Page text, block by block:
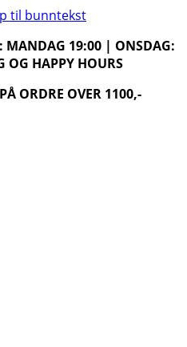
til bunntekst
MANDAG 19:00 | ONSDAG:
OG HAPPY HOURS
ORDRE OVER 1100,-